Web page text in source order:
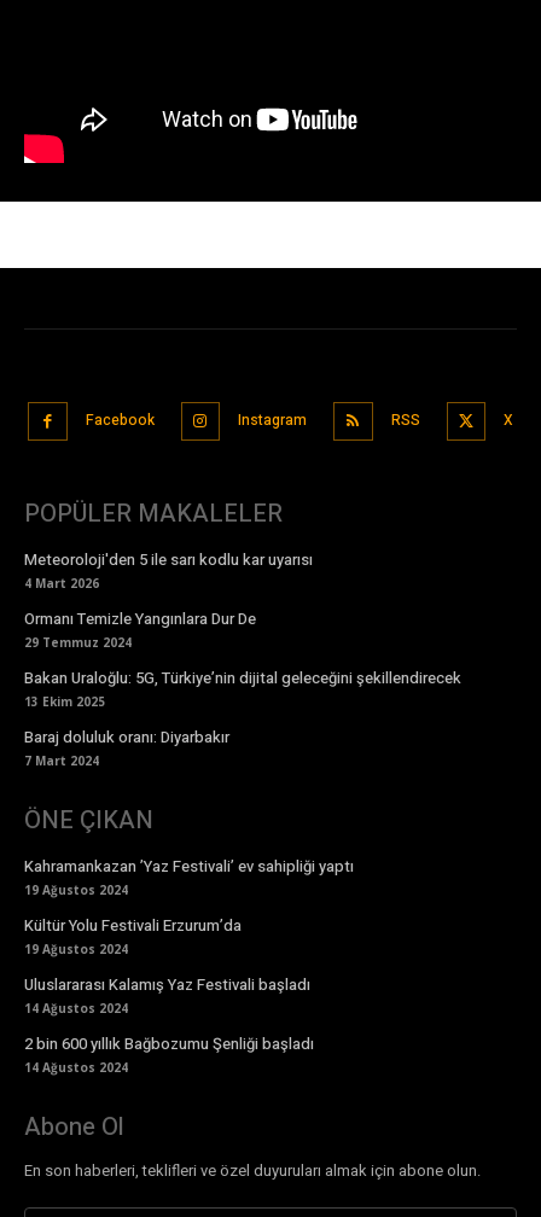
Facebook Instagram RSS X
POPÜLER MAKALELER
Meteoroloji'den 5 ile sarı kodlu kar uyarısı
4 Mart 2026
Ormanı Temizle Yangınlara Dur De
29 Temmuz 2024
Bakan Uraloğlu: 5G, Türkiye’nin dijital geleceğini şekillendirecek
13 Ekim 2025
Baraj doluluk oranı: Diyarbakır
7 Mart 2024
ÖNE ÇIKAN
Kahramankazan ’Yaz Festivali’ ev sahipliği yaptı
19 Ağustos 2024
Kültür Yolu Festivali Erzurum’da
19 Ağustos 2024
Uluslararası Kalamış Yaz Festivali başladı
14 Ağustos 2024
2 bin 600 yıllık Bağbozumu Şenliği başladı
14 Ağustos 2024
Abone Ol
En son haberleri, teklifleri ve özel duyuruları almak için abone olun.